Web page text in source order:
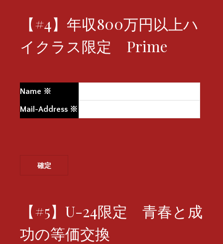
【#4】年収800万円以上ハ
イクラス限定 Prime
Name ※
Mail-Address ※
【#5】U-24限定 青春と成
功の等価交換